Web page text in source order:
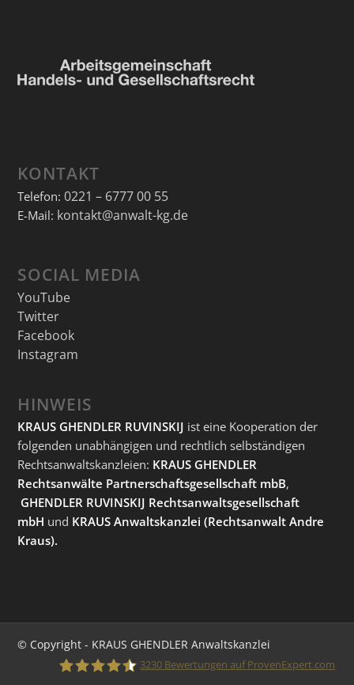
KONTAKT
Telefon: 0221 – 6777 00 55
E-Mail: kontakt@anwalt-kg.de
SOCIAL MEDIA
YouTube
Twitter
Facebook
Instagram
HINWEIS
KRAUS GHENDLER RUVINSKIJ ist eine Kooperation der
folgenden unabhängigen und rechtlich selbständigen
Rechtsanwaltskanzleien: KRAUS GHENDLER
Rechtsanwälte Partnerschaftsgesellschaft mbB,
GHENDLER RUVINSKIJ Rechtsanwaltsgesellschaft
mbH und KRAUS Anwaltskanzlei (Rechtsanwalt Andre
Kraus).
© Copyright - KRAUS GHENDLER Anwaltskanzlei
3230 Bewertungen auf ProvenExpert.com